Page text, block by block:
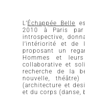
L’Échappée Belle
2010 à Paris
introspective,
l’intériorité et de
proposant un
Hommes et
collaborative et
recherche de la
nouvelle,
(architecture et
et du corps (danse,